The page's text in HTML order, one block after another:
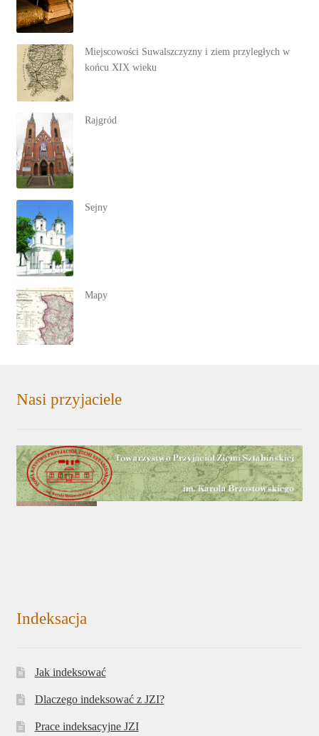
Miejscowości Suwalszczyzny i ziem przyległych w
końcu XIX wieku
Rajgród
Sejny
Mapy
Nasi przyjaciele
Indeksacja
Jak indeksować
Dlaczego indeksować z JZI?
Prace indeksacyjne JZI